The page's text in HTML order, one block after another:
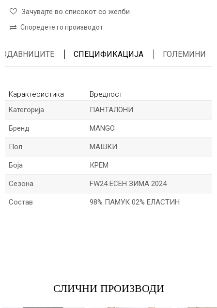
Зачувајте во списокот со желби
Споредете го производот
СПЕЦИФИКАЦИЈА ГОЛЕМИНИ
Карактеристика
Вредност
Kатегорија
ПАНТАЛОНИ
Бренд MANGO
Пол МАШКИ
Боја КРЕМ
Сезона FW24 ЕСЕН ЗИМА 2024
Состав 98% ПАМУК 02% ЕЛАСТИН
СЛИЧНИ ПРОИЗВОДИ